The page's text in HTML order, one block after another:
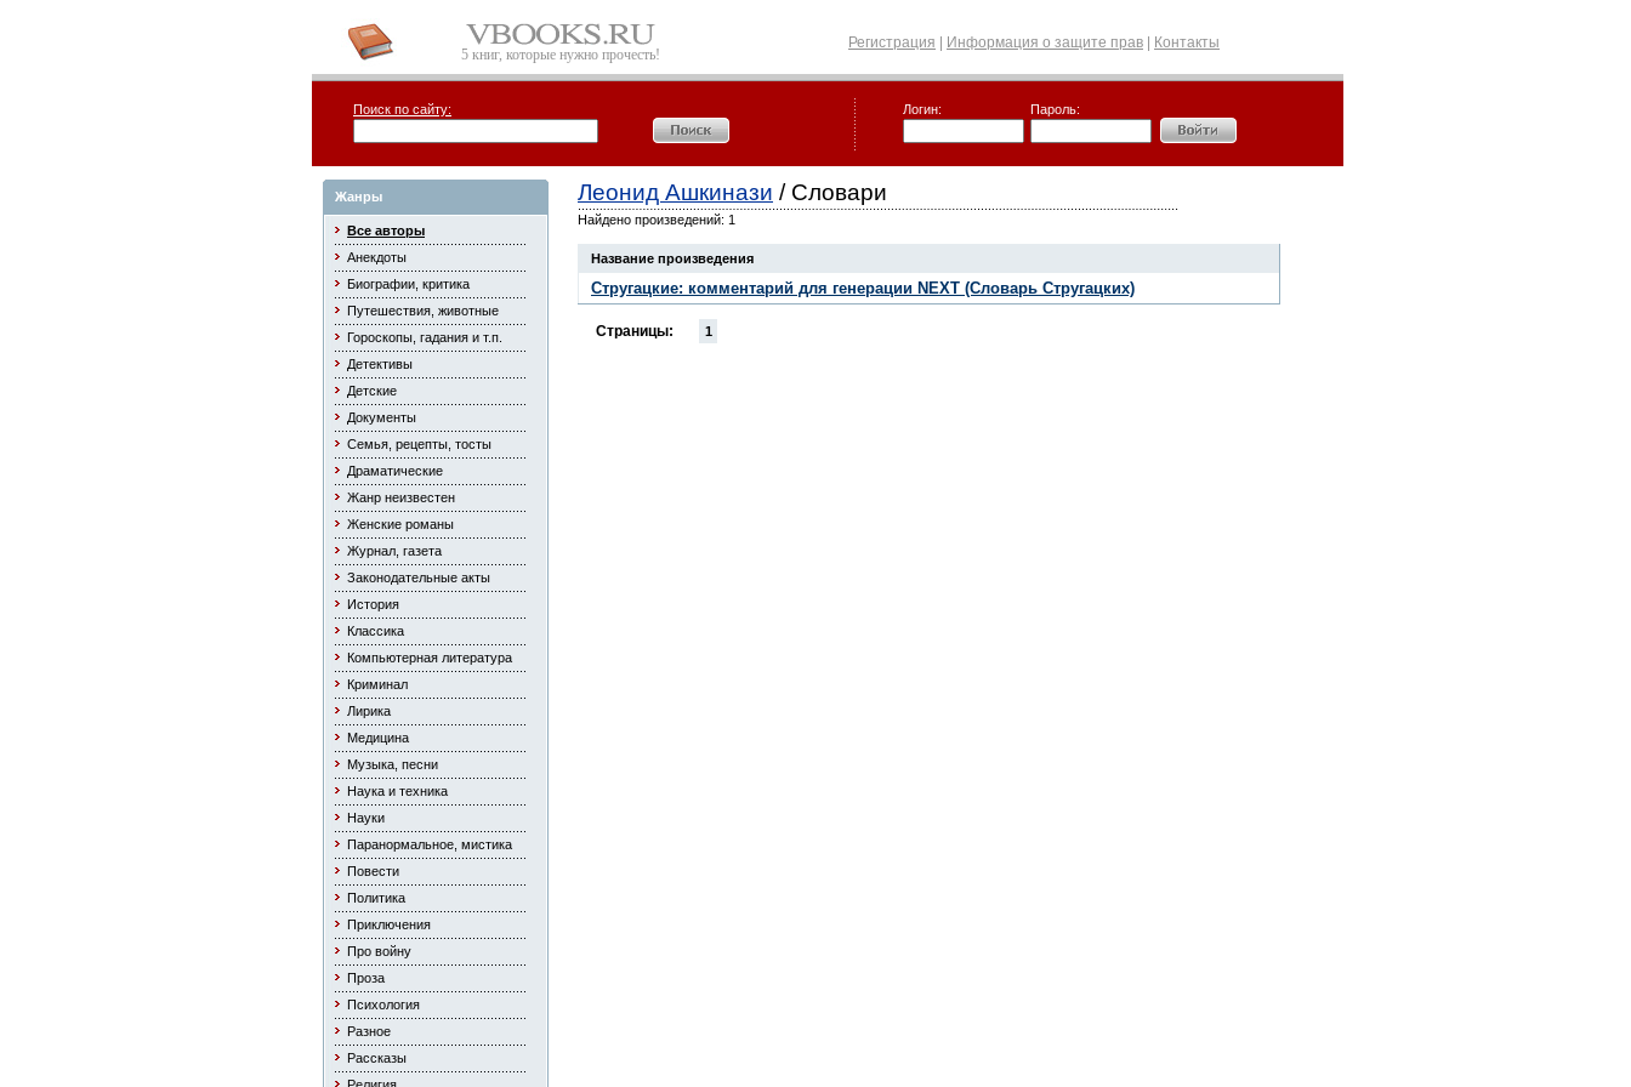
5 книг, которые нужно прочесть!
Регистрация Информация о защите прав Контакты
Поиск по сайту: Логин: Пароль:
Жанры
Все авторы
Анекдоты
Биографии, критика
Путешествия, животные
Гороскопы, гадания и т.п.
Детективы
Детские
Документы
Семья, рецепты, тосты
Драматические
Жанр неизвестен
Женские романы
Журнал, газета
Законодательные акты
История
Классика
Компьютерная литература
Криминал
Лирика
Медицина
Музыка, песни
Наука и техника
Науки
Паранормальное, мистика
Повести
Политика
Приключения
Про войну
Проза
Психология
Разное
Рассказы
Леонид Ашкинази / Словари
Найдено произведений: 1
Название произведения
Стругацкие: комментарий для генерации NEXT (Словарь Стругацких)
Страницы: 1